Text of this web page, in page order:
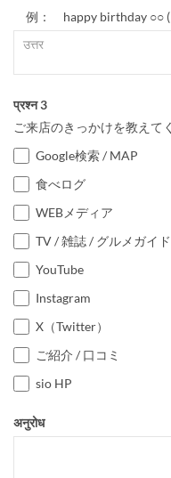
例： happy birthday ○○ (
प्रश्न 3
ご来店のきっかけを教えて
Google検索 / MAP
食べログ
WEBメディア
TV / 雑誌 / グルメガイド
YouTube
Instagram
X（Twitter）
ご紹介 / 口コミ
sio HP
अनुरोध